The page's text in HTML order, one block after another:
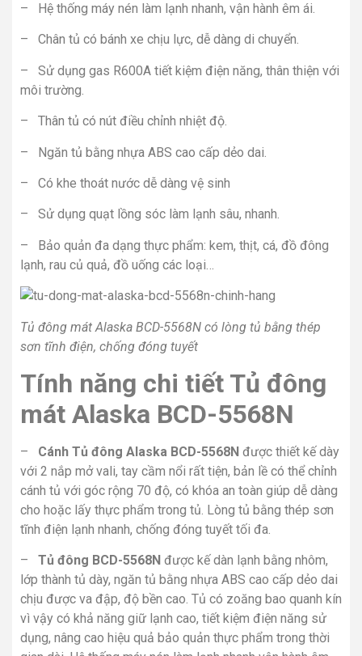
– Hệ thống máy nén làm lạnh nhanh, vận hành êm ái.
– Chân tủ có bánh xe chịu lực, dễ dàng di chuyển.
– Sử dụng gas R600A tiết kiệm điện năng, thân thiện với
môi trường.
– Thân tủ có nút điều chỉnh nhiệt độ.
– Ngăn tủ bằng nhựa ABS cao cấp dẻo dai.
– Có khe thoát nước dễ dàng vệ sinh
– Sử dụng quạt lồng sóc làm lạnh sâu, nhanh.
– Bảo quản đa dạng thực phẩm: kem, thịt, cá, đồ đông
lạnh, rau củ quả, đồ uống các loại…
Tủ đông mát Alaska BCD-5568N có lòng tủ bằng thép
sơn tĩnh điện, chống đóng tuyết
Tính năng chi tiết Tủ đông
mát Alaska BCD-5568N
– Cánh Tủ đông Alaska BCD-5568N được thiết kế dày
với 2 nắp mở vali, tay cầm nổi rất tiện, bản lề có thể chỉnh
cánh tủ với góc rộng 70 độ, có khóa an toàn giúp dễ dàng
cho hoặc lấy thực phẩm trong tủ. Lòng tủ bằng thép sơn
tĩnh điện lạnh nhanh, chống đóng tuyết tối đa.
– Tủ đông BCD-5568N được kế dàn lạnh bằng nhôm,
lớp thành tủ dày, ngăn tủ bằng nhựa ABS cao cấp dẻo dai
chịu được va đập, độ bền cao. Tủ có zoăng bao quanh kín
vì vậy có khả năng giữ lạnh cao, tiết kiệm điện năng sử
dụng, nâng cao hiệu quả bảo quản thực phẩm trong thời